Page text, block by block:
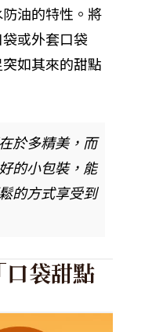
油的特性。將
或外套口袋
如其來的甜點
於多精美，而
的小包裝，能
的方式享受到
袋甜點